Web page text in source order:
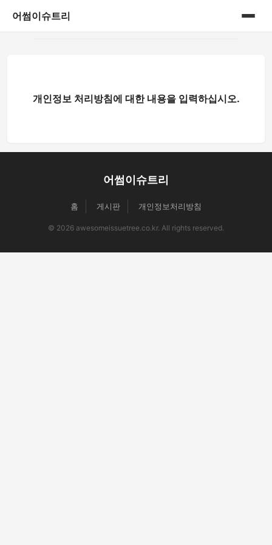
어썸이슈트리
개인정보 처리방침에 대한 내용을 입력하십시오.
어썸이슈트리
홈 게시판 개인정보처리방침
© 2026 awesomeissuetree.co.kr. All rights reserved.